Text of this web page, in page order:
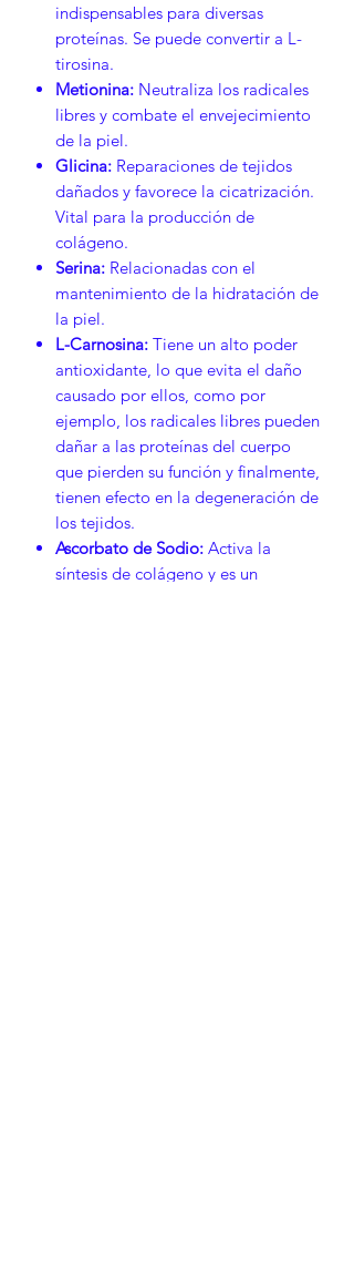
indispensables para diversas
proteínas. Se puede convertir a L-
tirosina.
Metionina: Neutraliza los radicales
libres y combate el envejecimiento
de la piel.
Glicina: Reparaciones de tejidos
dañados y favorece la cicatrización.
Vital para la producción de
colágeno.
Serina: Relacionadas con el
mantenimiento de la hidratación de
la piel.
L-Carnosina: Tiene un alto poder
antioxidante, lo que evita el daño
causado por ellos, como por
ejemplo, los radicales libres pueden
dañar a las proteínas del cuerpo
que pierden su función y finalmente,
tienen efecto en la degeneración de
los tejidos.
Ascorbato de Sodio: Activa la
síntesis de colágeno y es un